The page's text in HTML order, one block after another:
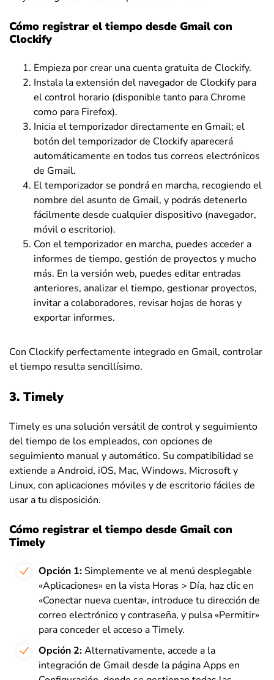
Cómo registrar el tiempo desde Gmail con
Clockify
Empieza por crear una cuenta gratuita de Clockify.
Instala la extensión del navegador de Clockify para
el control horario (disponible tanto para Chrome
como para Firefox).
Inicia el temporizador directamente en Gmail; el
botón del temporizador de Clockify aparecerá
automáticamente en todos tus correos electrónicos
de Gmail.
El temporizador se pondrá en marcha, recogiendo el
nombre del asunto de Gmail, y podrás detenerlo
fácilmente desde cualquier dispositivo (navegador,
móvil o escritorio).
Con el temporizador en marcha, puedes acceder a
informes de tiempo, gestión de proyectos y mucho
más. En la versión web, puedes editar entradas
anteriores, analizar el tiempo, gestionar proyectos,
invitar a colaboradores, revisar hojas de horas y
exportar informes.
Con Clockify perfectamente integrado en Gmail, controlar
el tiempo resulta sencillísimo.
3. Timely
Timely es una solución versátil de control y seguimiento
del tiempo de los empleados, con opciones de
seguimiento manual y automático. Su compatibilidad se
extiende a Android, iOS, Mac, Windows, Microsoft y
Linux, con aplicaciones móviles y de escritorio fáciles de
usar a tu disposición.
Cómo registrar el tiempo desde Gmail con
Timely
Opción 1: Simplemente ve al menú desplegable
«Aplicaciones» en la vista Horas > Día, haz clic en
«Conectar nueva cuenta», introduce tu dirección de
correo electrónico y contraseña, y pulsa «Permitir»
para conceder el acceso a Timely.
Opción 2:Alternativamente, accede a la
integración de Gmail desde la página Apps en